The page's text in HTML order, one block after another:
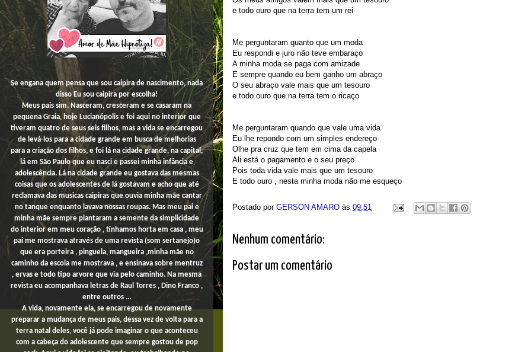
e todo ouro que na terra tem um rei
Me perguntaram quanto que um moda
Eu respondi e juro não teve embaraço
A minha moda se paga com amizade
E sempre quando eu bem ganho um abraço
O seu abraço vale mais que um tesouro
e todo ouro que na terra tem o ricaço
Me perguntaram quando que vale uma vida
Eu lhe repondo com um simples endereço
Olhe pra cruz que tem em cima da capela
Ali está o pagamento e o seu preço
Pois toda vida vale mais que um tesouro
E todo ouro , nesta minha moda não me esqueço
Postado por GERSON AMARO às 09:51
Nenhum comentário:
Postar um comentário
Se engana quem pensa que sou caipira de nascimento, nada
dissoEu sou caipira por escolha!
Meus pais sim. Nasceram, cresceram e se casaram na
pequena Graia, hoje Lucianópolis e foi aqui no interior que
tiveram quatro de seus seis filhos, mas a vida se encarregou
de levá-los para a cidade grande em busca de melhorias
para a criação dos filhos, e foi lá na cidade grande, na capital,
lá em São Paulo que eu nasci e passei minha infância e
adolescência. Lá na cidade grande eu gostava das mesmas
coisas que os adolescentes de lá gostavam e acho que até
reclamava das musicas caipiras que ouvia minha mãe cantar
no tanque enquanto lavava nossas roupas. Mas meu pai e
minha mãe sempre plantaram a semente da simplicidade
do interior em meu coração , tínhamos horta em casa , meu
pai me mostrava através de uma revista (som sertanejo)o
que era porteira , pinguela, mangueira ,minha mãe no
caminho da escola me mostrava , e ensinava sobre mentruz
, ervas e todo tipo arvore que via pelo caminho. Na mesma
revista eu acompanhava letras de Raul Torres , Dino Franco ,
entre outros ...
A vida, novamente ela, se encarregou de novamente
preparar a mudança de meus pais, dessa vez de volta para a
terra natal deles, você já pode imaginar o que aconteceu
com a cabeça do adolescente que sempre gostou de pop